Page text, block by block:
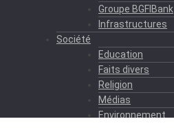
Groupe BGFIBank
Infrastructures
Société
Education
Faits divers
Religion
Médias
Environnement